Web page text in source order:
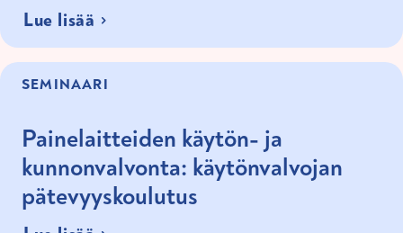
Lue lisää
SEMINAARI
Painelaitteiden käytön- ja
kunnonvalvonta: käytönvalvojan
pätevyyskoulutus